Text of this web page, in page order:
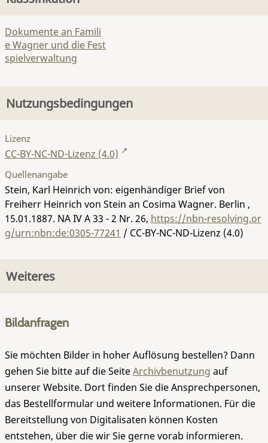
Dokumente an Famili
e Wagner und die Fest
spielverwaltung
Nutzungsbedingungen
Lizenz
CC-BY-NC-ND-Lizenz (4.0)
Quellenangabe
Stein, Karl Heinrich von: eigenhändiger Brief von
Freiherr Heinrich von Stein an Cosima Wagner. Berlin ,
15.01.1887. NA IV A 33 - 2 Nr. 26, https://nbn-resolving.or
g/urn:nbn:de:0305-77241 / CC-BY-NC-ND-Lizenz (4.0)
Weiteres
Bildanfragen
Sie möchten Bilder in hoher Auflösung bestellen? Dann
gehen Sie bitte auf die SeiteArchivbenutzung auf
unserer Website. Dort finden Sie die Ansprechpersonen,
das Bestellformular und weitere Informationen. Für die
Bereitstellung von Digitalisaten können Kosten
entstehen, über die wir Sie gerne vorab informieren.